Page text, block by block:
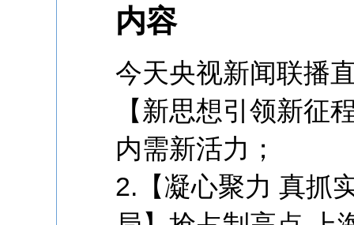
内容
今天央视新闻联播
【新思想引领新征
内需新活力；
2.【凝心聚力 真抓